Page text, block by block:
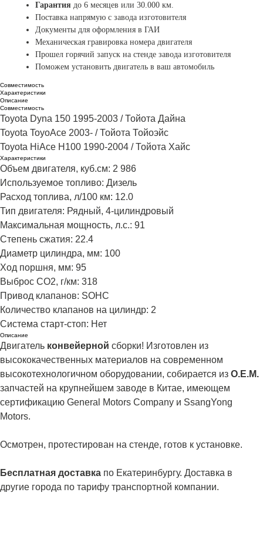
Гарантия до 6 месяцев или 30.000 км.
Поставка напрямую с завода изготовителя
Документы для оформления в ГАИ
Механическая гравировка номера двигателя
Прошел горячий запуск на стенде завода изготовителя
Поможем установить двигатель в ваш автомобиль
Совместимость
Характеристики
Описание
Совместимость
Toyota Dyna 150 1995-2003 / Тойота Дайна​
Toyota ToyoAce 2003- / Тойота Тойоэйс​
Toyota HiAce H100 1990-2004 / Тойота Хайс
Характеристики
Объем двигателя, куб.см: 2 986
Используемое топливо: Дизель
Расход топлива, л/100 км: 12.0
Тип двигателя: Рядный, 4-цилиндровый
Максимальная мощность, л.с.: 91
Степень сжатия: 22.4
Диаметр цилиндра, мм: 100
Ход поршня, мм: 95
Выброс CO2, г/км: 318
Привод клапанов: SOHC
Количество клапанов на цилиндр: 2
Система старт-стоп: Нет
Описание
Двигатель конвейерной сборки! Изготовлен из
высококачественных материалов на современном
высокотехнологичном оборудовании, собирается из О.Е.М.
запчастей на крупнейшем заводе в Китае, имеющем
сертификацию General Motors Company и SsangYong
Motors.
Осмотрен, протестирован на стенде, готов к установке.
Бесплатная доставка по Екатеринбургу. Доставка в
другие города по тарифу транспортной компании.